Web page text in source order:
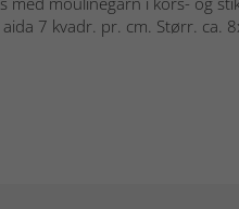
7 kvadr. pr. cm. Størr. ca.